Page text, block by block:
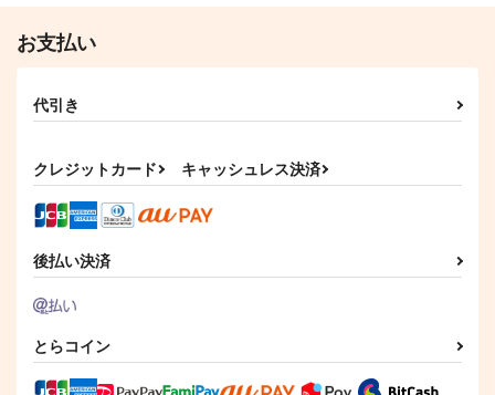
Gardenia
1,001
へし切長谷部×燭台切光忠
サンプル
作品詳細
白霜亭
472
燭台切光忠×歌仙兼定
629
へし切長谷部
燭台切光忠
1,320円（税込）
お支払い
代引き
クレジットカード キャッシュレス決済
後払い決済
とらコイン